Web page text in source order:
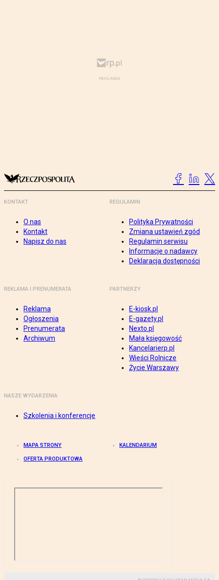
KONTAKT
O nas
Kontakt
Napisz do nas
REGULAMIN
Polityka Prywatności
Zmiana ustawień zgód
Regulamin serwisu
Informacje o nadawcy
Deklaracja dostępności
REKLAMA I PRENUMERATA
Reklama
Ogłoszenia
Prenumerata
Archiwum
PARTNERZY
E-kiosk.pl
E-gazety.pl
Nexto.pl
Mała księgowość
Kancelarierp.pl
Wieści Rolnicze
Życie Warszawy
NASZE WYDARZENIA
Szkolenia i konferencje
MAPA STRONY KALENDARIUM
OFERTA PRODUKTOWA